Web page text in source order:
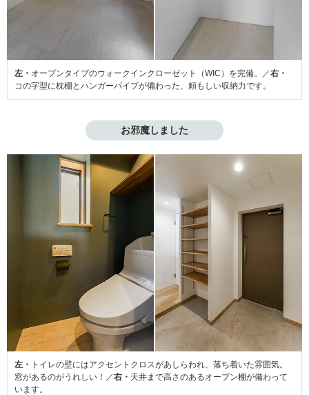
左・ オープンタイプのウォークインクローゼット（WIC）を完備。／右・
コの字型に枕棚とハンガーパイプが備わった、頼もしい収納力です。
お邪魔しました
左・ トイレの壁にはアクセントクロスがあしらわれ、落ち着いた雰囲気。
窓があるのがうれしい！／右・ 天井まで高さのあるオープン棚が備わって
います。